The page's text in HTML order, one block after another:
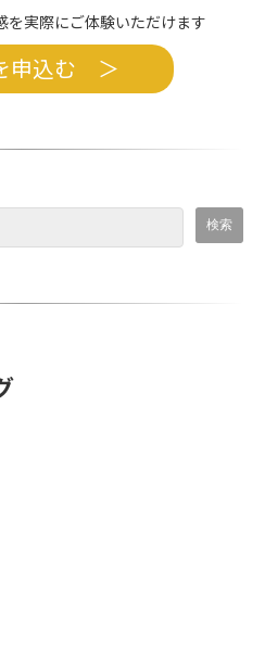
実際にご体験いただけます
申込む ＞